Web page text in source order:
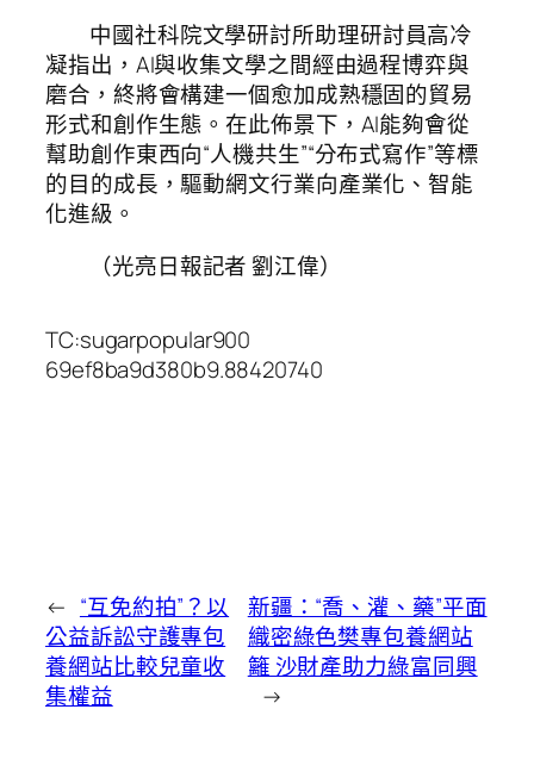
中國社科院文學研討所助理研討員高冷
凝指出，AI與收集文學之間經由過程博弈與
磨合，終將會構建一個愈加成熟穩固的貿易
形式和創作生態。在此佈景下，AI能夠會從
幫助創作東西向“人機共生”“分布式寫作”等標
的目的成長，驅動網文行業向產業化、智能
化進級。
（光亮日報記者 劉江偉）
TC:sugarpopular900
69ef8ba9d380b9.88420740
← “互免約拍”？以
公益訴訟守護專包
養網站比較兒童收
集權益
新疆：“喬、灌、藥”平面
織密綠色樊專包養網站
籬 沙財產助力綠富同興
→